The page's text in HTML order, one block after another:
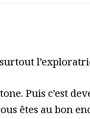
Puis c’est
êtes au bon